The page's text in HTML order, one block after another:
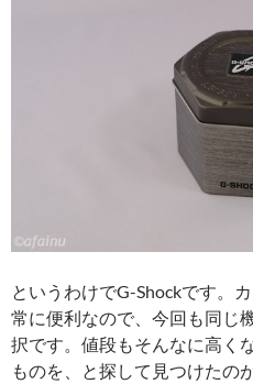
というわけでG-Shockです。
常に便利なので、今回も同じ
択です。値段もそんなに高く
ものを、と探して見つけたの